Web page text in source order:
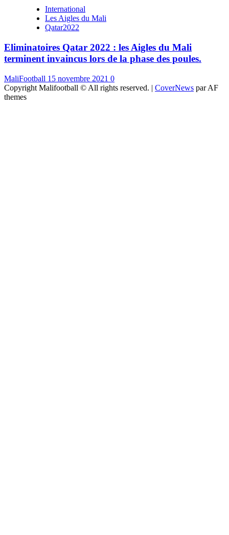
International
Les Aigles du Mali
Qatar2022
Eliminatoires Qatar 2022 : les Aigles du Mali
terminent invaincus lors de la phase des poules.
MaliFootball 15 novembre 2021 0
Copyright Malifootball © All rights reserved. | CoverNews par AF
themes